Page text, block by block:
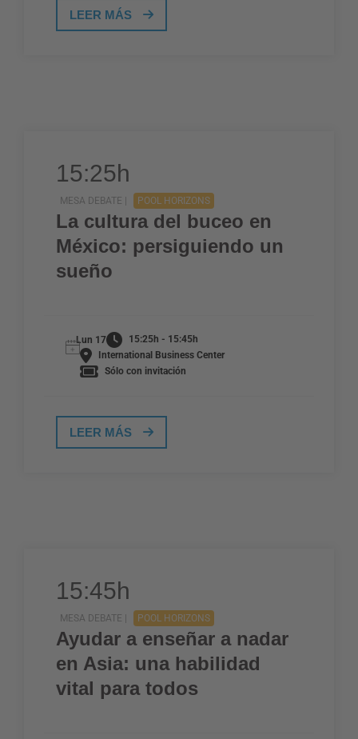
LEER MÁS
15:25h
MESA DEBATE | POOL HORIZONS
La cultura del buceo en
México: persiguiendo un
sueño
Lun 17
15:25h - 15:45h
International Business Center
Sólo con invitación
LEER MÁS
15:45h
MESA DEBATE | POOL HORIZONS
Ayudar a enseñar a nadar
en Asia: una habilidad
vital para todos